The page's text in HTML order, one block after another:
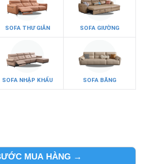
SOFA THƯ GIÃN SOFA GIƯỜNG
SOFA NHẬP KHẨU SOFA BĂNG
MUA HÀNG →